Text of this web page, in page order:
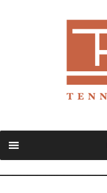
content